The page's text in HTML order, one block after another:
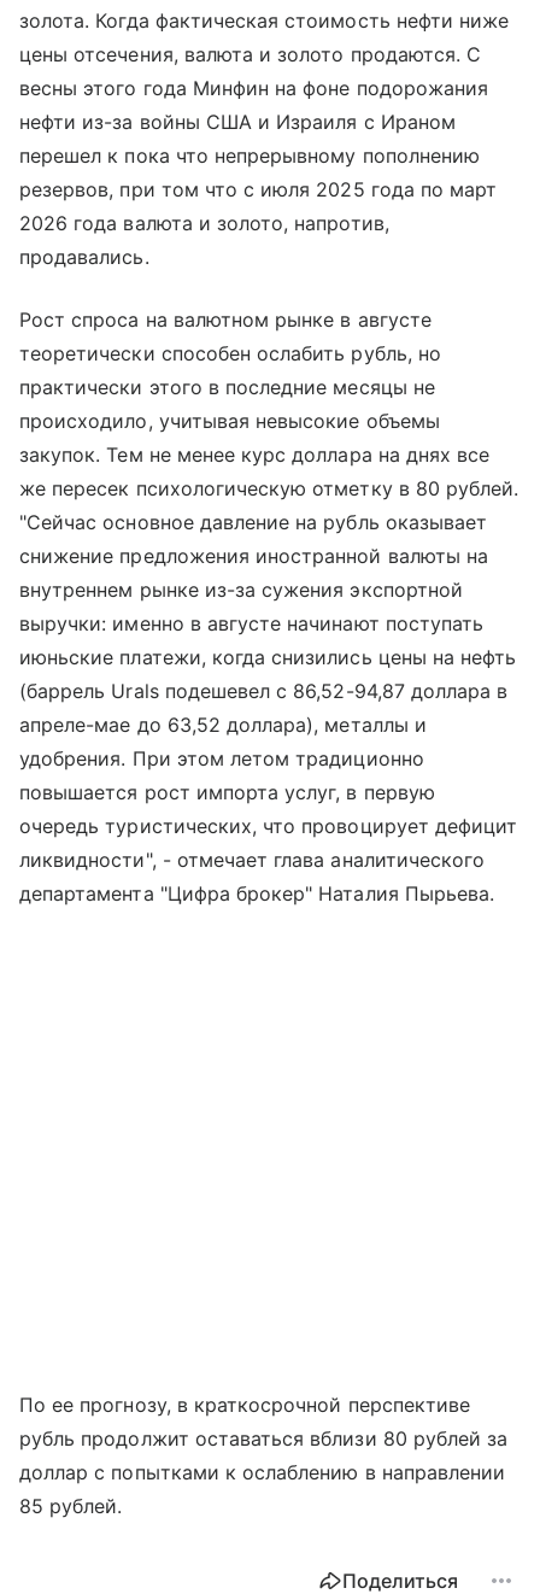
золота. Когда фактическая стоимость нефти ниже
цены отсечения, валюта и золото продаются. С
весны этого года Минфин на фоне подорожания
нефти из-за войны США и Израиля с Ираном
перешел к пока что непрерывному пополнению
резервов, при том что с июля 2025 года по март
2026 года валюта и золото, напротив,
продавались.
Рост спроса на валютном рынке в августе
теоретически способен ослабить рубль, но
практически этого в последние месяцы не
происходило, учитывая невысокие объемы
закупок. Тем не менее курс доллара на днях все
же пересек психологическую отметку в 80 рублей.
"Сейчас основное давление на рубль оказывает
снижение предложения иностранной валюты на
внутреннем рынке из-за сужения экспортной
выручки: именно в августе начинают поступать
июньские платежи, когда снизились цены на нефть
(баррель Urals подешевел с 86,52-94,87 доллара в
апреле-мае до 63,52 доллара), металлы и
удобрения. При этом летом традиционно
повышается рост импорта услуг, в первую
очередь туристических, что провоцирует дефицит
ликвидности", - отмечает глава аналитического
департамента "Цифра брокер" Наталия Пырьева.
По ее прогнозу, в краткосрочной перспективе
рубль продолжит оставаться вблизи 80 рублей за
доллар с попытками к ослаблению в направлении
85 рублей.
Поделиться